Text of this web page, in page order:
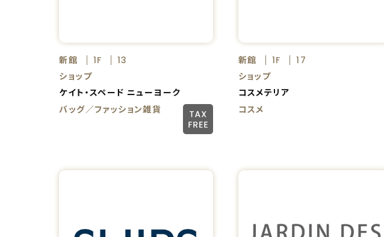
新館 1F
13
ショップ
ケイト・スペード ニューヨーク
バッグ／ファッション雑貨
新館 1F
17
ショップ
コスメテリア
コスメ